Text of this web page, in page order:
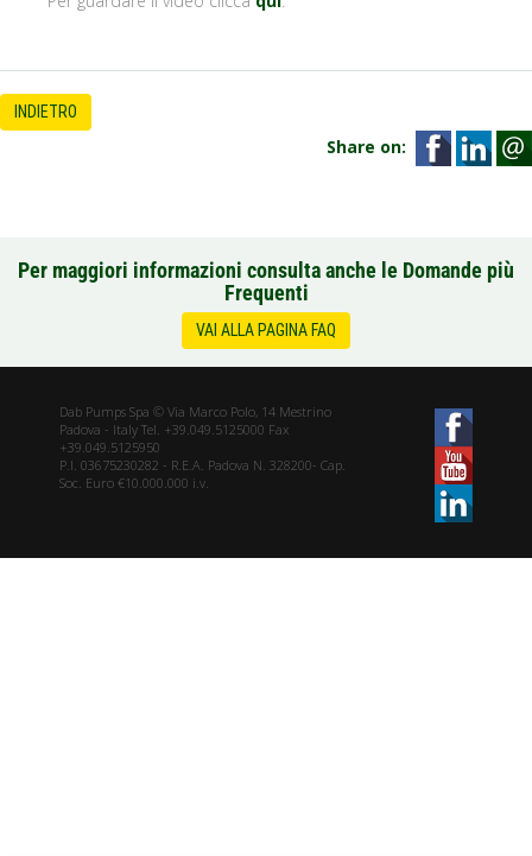
INDIETRO
Share on:
Per maggiori informazioni consulta anche le Domande più
Frequenti
VAI ALLA PAGINA FAQ
Dab Pumps Spa © Via Marco Polo, 14 Mestrino
Padova - Italy Tel. +39.049.5125000 Fax
+39.049.5125950
P.I. 03675230282 - R.E.A. Padova N. 328200- Cap.
Soc. Euro €10.000.000 i.v.